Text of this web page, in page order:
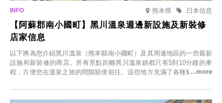
熊本県 日本信息
【阿蘇郡南小國町】黑川溫泉週邊新設施及新裝修
店家信息
以下將為您介紹黑川溫泉（熊本縣南小國町）及其周邊地區的一些最新
設施和新裝修的商店。所有景點距離黑川溫泉鎮都只有5到10分鐘的車
程，方便您在溫泉之旅的間隙順便前往。這些地方充滿了各種魅力，包
食材的餐廳。讓您體驗黑川溫泉的全新樂趣。